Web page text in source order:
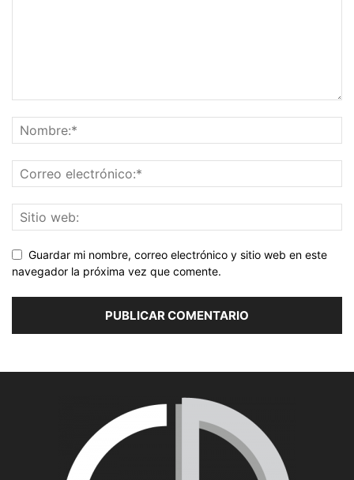
Guardar mi nombre, correo electrónico y sitio web en este
navegador la próxima vez que comente.